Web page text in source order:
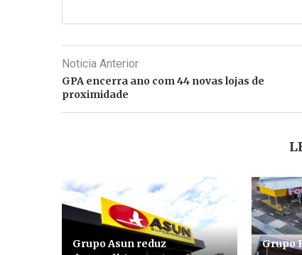
Noticia Anterior
GPA encerra ano com 44 novas lojas de
proximidade
Grupo Asun reduz
Grupo